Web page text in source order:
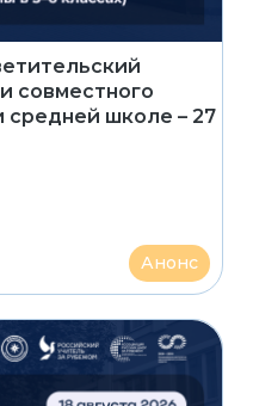
совместного
средней школе – 27
Анонс